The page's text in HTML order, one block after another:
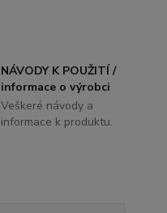
NÁVODY K POUŽITÍ /
informace o výrobci
Veškeré návody a
informace k produktu.